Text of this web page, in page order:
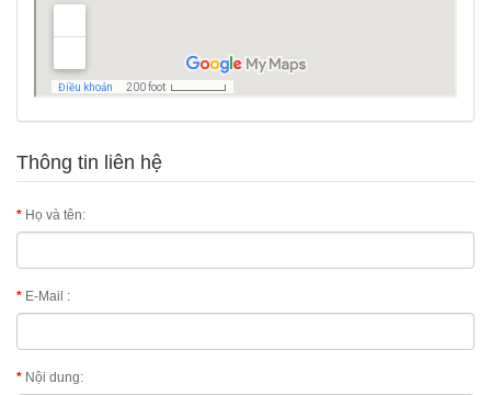
Thông tin liên hệ
Họ và tên:
E-Mail :
Nội dung: